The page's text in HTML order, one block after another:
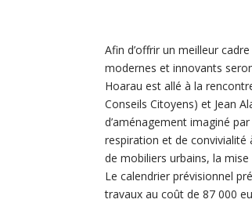
Afin d’offrir un meilleur
modernes et innovants
Hoarau est allé à la
Conseils Citoyens) et Jean
d’aménagement imaginé
respiration et de convivialité
de mobiliers urbains, la
Le calendrier prévisionnel
travaux au coût de 87 000